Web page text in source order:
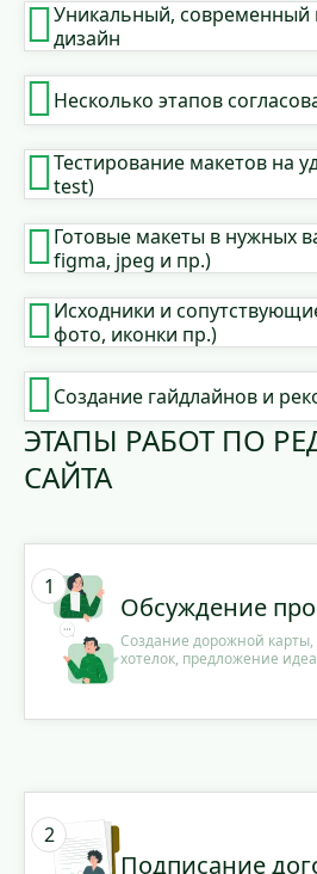
Уникальный,
дизайн
Несколько этапов
Тестирование макетов на
test)
Готовые макеты в нужных
figma, jpeg и пр.)
Исходники и
фото, иконки пр.)
Создание гайдлайнов и
ЭТАПЫ РАБОТ ПО
САЙТА
Обсуждение
Создание дорожной
хотелок, предложение
Подписание